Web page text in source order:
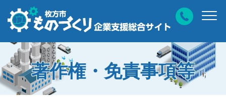
著作権・免責事項等